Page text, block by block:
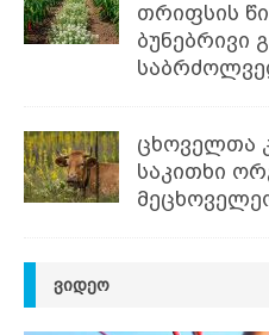
თრიფსის
ბუნებრივი
ცხოველთა
საკითხი
ᲕᲘᲓᲔᲝ